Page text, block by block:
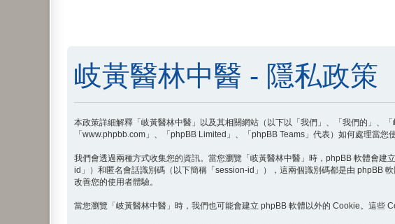
岐黃醫林中醫 - 隱私政策
本政策詳細解釋「岐黃醫林中醫」以及其相關網站（以下以「我們」、「我們的」、
「www.phpbb.com」、「phpBB Limited」、「phpBB Teams」代表）如何處理當您
我們會透過兩種方式收集您的資訊。當您瀏覽「岐黃醫林中醫」時，phpBB 軟體會
id」）和匿名會話識別碼（以下簡稱「session-id」），這兩個識別碼都是由 phpBB
改善您的使用者體驗。
當您瀏覽「岐黃醫林中醫」時，我們也可能會建立 phpBB 軟體以外的 Cookie。這些